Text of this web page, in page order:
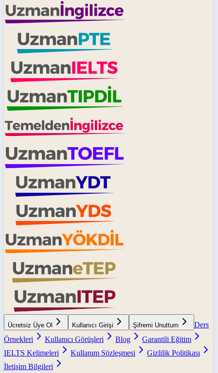
Ücretsiz Üye Ol Kullanıcı Girişi Şifremi Unuttum
Ders
Örnekleri
Kullanıcı Görüşleri Blog
Garantili Eğitim
IELTS Kelimeleri
Kullanım Sözleşmesi
Gizlilik Politikası
İletişim Bilgileri